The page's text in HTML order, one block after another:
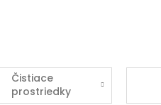
Čistiace
prostriedky